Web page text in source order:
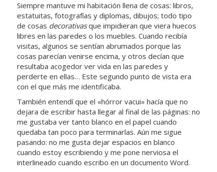
Siempre mantuve mi habitación llena de cosas: libros,
estatuitas, fotografías y diplomas, dibujos; todo tipo
de cosas decorativasque impidieran que viera huecos
libres en las paredes o los muebles. Cuando recibía
visitas, algunos se sentían abrumados porque las
cosas parecían venirse encima, y otros decían que
resultaba acogedor ver vida en las paredes y
perderte en ellas… Este segundo punto de vista era
con el que más me identificaba.
También entendí que el «hórror vacui» hacía que no
dejara de escribir hasta llegar al final de las páginas: no
me gustaba ver tanto blanco en el papel cuando
quedaba tan poco para terminarlas. Aún me sigue
pasando: no me gusta dejar espacios en blanco
cuando estoy escribiendo y me pone nerviosa el
interlineado cuando escribo en un documento Word.